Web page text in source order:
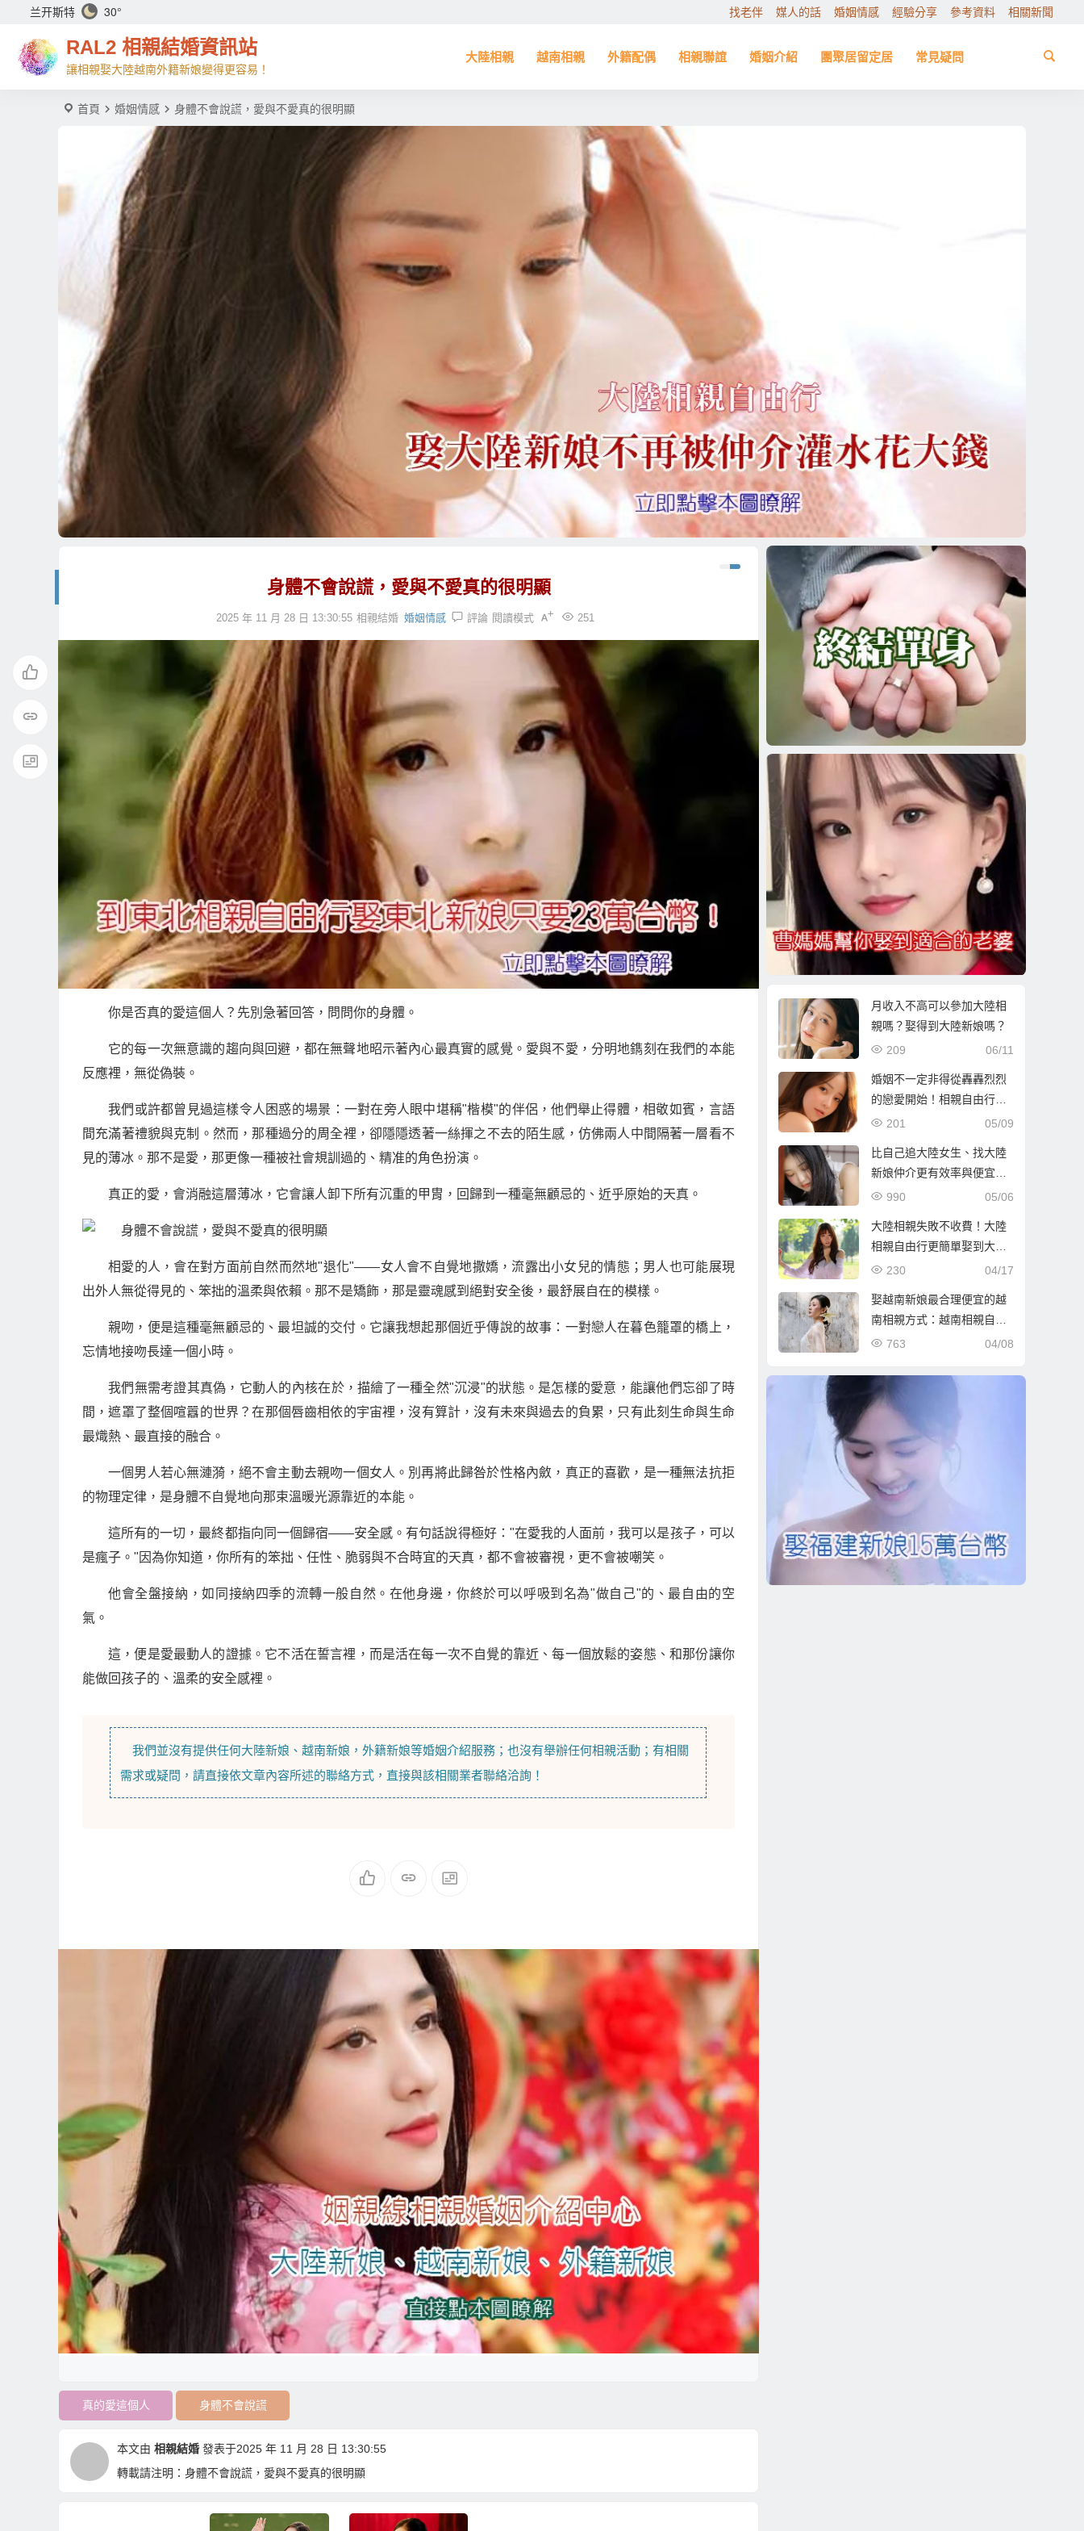
兰开斯特 30° 找老伴 媒人的話 婚姻情感 經驗分享 參考資料 相關新聞
RAL2 相親結婚資訊站
讓相親娶大陸越南外籍新娘變得更容易！
大陸相親 越南相親 外籍配偶 相親聯誼 婚姻介紹 團聚居留定居 常見疑問
首頁 婚姻情感 身體不會說謊，愛與不愛真的很明顯
身體不會說謊，愛與不愛真的很明顯
2025 年 11 月 28 日 13:30:55 相親結婚 婚姻情感 評論 251
閱讀模式
你是否真的愛這個人？先別急著回答，問問你的身體。
它的每一次無意識的趨向與回避，都在無聲地昭示著內心最真實的感覺。愛與不愛，分明地鐫刻在我們的本能
反應裡，無從偽裝。
我們或許都曾見過這樣令人困惑的場景：一對在旁人眼中堪稱"楷模"的伴侶，他們舉止得體，相敬如賓，言語
間充滿著禮貌與克制。然而，那種過分的周全裡，卻隱隱透著一絲揮之不去的陌生感，仿佛兩人中間隔著一層看不
見的薄冰。那不是愛，那更像一種被社會規訓過的、精准的角色扮演。
真正的愛，會消融這層薄冰，它會讓人卸下所有沉重的甲胄，回歸到一種毫無顧忌的、近乎原始的天真。
相愛的人，會在對方面前自然而然地"退化"——女人會不自覺地撒嬌，流露出小女兒的情態；男人也可能展現
出外人無從得見的、笨拙的溫柔與依賴。那不是矯飾，那是靈魂感到絕對安全後，最舒展自在的模樣。
親吻，便是這種毫無顧忌的、最坦誠的交付。它讓我想起那個近乎傳說的故事：一對戀人在暮色籠罩的橋上，
忘情地接吻長達一個小時。
我們無需考證其真偽，它動人的內核在於，描繪了一種全然"沉浸"的狀態。是怎樣的愛意，能讓他們忘卻了時
間，遮罩了整個喧囂的世界？在那個唇齒相依的宇宙裡，沒有算計，沒有未來與過去的負累，只有此刻生命與生命
最熾熱、最直接的融合。
一個男人若心無漣漪，絕不會主動去親吻一個女人。別再將此歸咎於性格內斂，真正的喜歡，是一種無法抗拒
的物理定律，是身體不自覺地向那束溫暖光源靠近的本能。
這所有的一切，最終都指向同一個歸宿——安全感。有句話說得極好："在愛我的人面前，我可以是孩子，可以
是瘋子。"因為你知道，你所有的笨拙、任性、脆弱與不合時宜的天真，都不會被審視，更不會被嘲笑。
他會全盤接納，如同接納四季的流轉一般自然。在他身邊，你終於可以呼吸到名為"做自己"的、最自由的空
氣。
這，便是愛最動人的證據。它不活在誓言裡，而是活在每一次不自覺的靠近、每一個放鬆的姿態、和那份讓你
能做回孩子的、溫柔的安全感裡。
我們並沒有提供任何大陸新娘 、越南新娘 ，外籍新娘等婚姻介紹服務；也沒有舉辦任何相親活動；有相關
需求或疑問，請直接依文章內容所述的聯絡方式，直接與該相關業者聯絡洽詢！
真的愛這個人 身體不會說謊
本文由 相親結婚 發表于2025 年 11 月 28 日 13:30:55
轉載請注明： 身體不會說謊，愛與不愛真的很明顯
月收入不高可以參加大陸相
親嗎？娶得到大陸新娘嗎？
06/11
209
婚姻不一定非得從轟轟烈烈
的戀愛開始！相親自由行也
是個好選擇！
05/09
201
比自己追大陸女生、找大陸
新娘仲介更有效率與便宜的
娶大陸新娘！
05/06
990
大陸相親失敗不收費！大陸
相親自由行更簡單娶到大陸
新娘！
04/17
230
娶越南新娘最合理便宜的越
南相親方式：越南相親自由
行！
04/08
763